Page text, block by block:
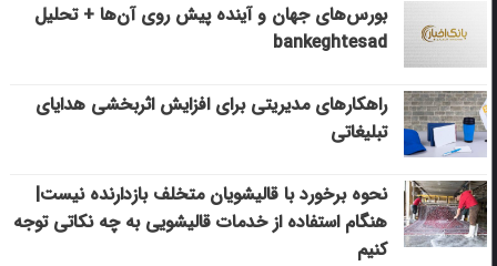
بورس‌های جهان و آینده پیش روی آن‌ها + تحلیل
bankeghtesad
راهکارهای مدیریتی برای افزایش اثربخشی هدایای
تبلیغاتی
نحوه برخورد با قالیشویان متخلف بازدارنده نیست|
هنگام استفاده از خدمات قالیشویی به چه نکاتی توجه
کنیم